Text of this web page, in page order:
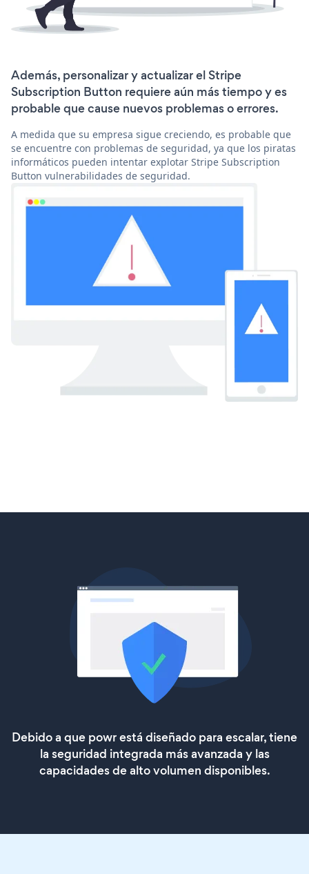
Además, personalizar y actualizar el Stripe
Subscription Button requiere aún más tiempo y es
probable que cause nuevos problemas o errores.
A medida que su empresa sigue creciendo, es probable que
se encuentre con problemas de seguridad, ya que los piratas
informáticos pueden intentar explotar Stripe Subscription
Button vulnerabilidades de seguridad.
Debido a que powr está diseñado para escalar, tiene
la seguridad integrada más avanzada y las
capacidades de alto volumen disponibles.